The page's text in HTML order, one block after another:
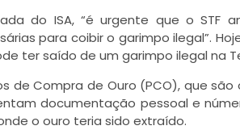
do ISA, “é urgente que o STF
para coibir o garimpo ilegal”.
ter saído de um garimpo ilegal na
de Compra de Ouro (PCO), que são
documentação pessoal e
o ouro teria sido extraído.